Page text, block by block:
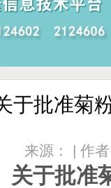
于批准菊
来源： | 作
关于批准